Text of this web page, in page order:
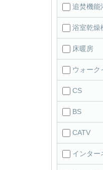
追焚機能
浴室乾燥
床暖房
ウォーク
CS
BS
CATV
インター